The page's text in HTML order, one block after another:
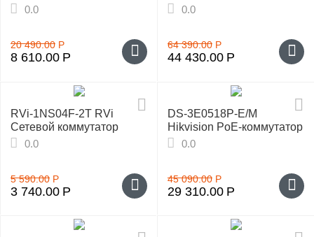
0.0
20 490.00 Р
8 610.00 Р
0.0
64 390.00 Р
44 430.00 Р
RVi-1NS04F-2T RVi
Сетевой коммутатор
0.0
5 590.00 Р
3 740.00 Р
DS-3E0518P-E/M
Hikvision PoE-коммутатор
0.0
45 090.00 Р
29 310.00 Р